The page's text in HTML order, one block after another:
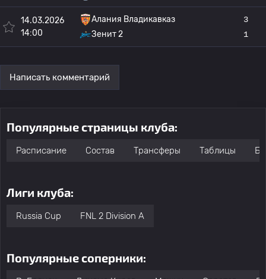
14.03.2026
14:00
Алания Владикавказ
Зенит 2
3
1
Написать комментарий
Популярные страницы клуба:
Расписание Состав Трансферы Таблицы
Лиги клуба:
Russia Cup FNL 2 Division A
Популярные соперники: